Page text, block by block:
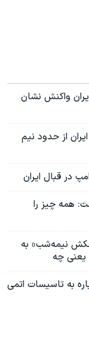
واکنش نشان
از حدود نیم
در قبال ایران
همه چیز را
نیمه‌شب» به
یعنی چه
به تاسیسات اتمی